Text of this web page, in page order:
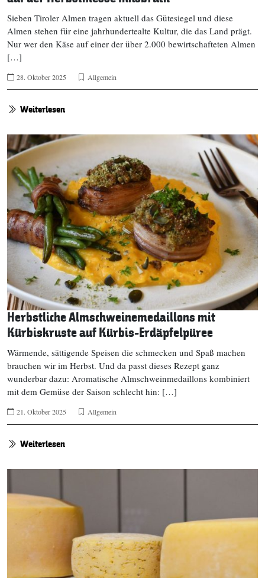
Sieben Tiroler Almen tragen aktuell das Gütesiegel und diese
Almen stehen für eine jahrhundertealte Kultur, die das Land prägt.
Nur wer den Käse auf einer der über 2.000 bewirtschafteten Almen
[…]
28. Oktober 2025 Allgemein
Weiterlesen
Herbstliche Almschweinemedaillons mit
Kürbiskruste auf Kürbis-Erdäpfelpüree
Wärmende, sättigende Speisen die schmecken und Spaß machen
brauchen wir im Herbst. Und da passt dieses Rezept ganz
wunderbar dazu: Aromatische Almschweinmedaillons kombiniert
mit dem Gemüse der Saison schlecht hin: […]
21. Oktober 2025 Allgemein
Weiterlesen